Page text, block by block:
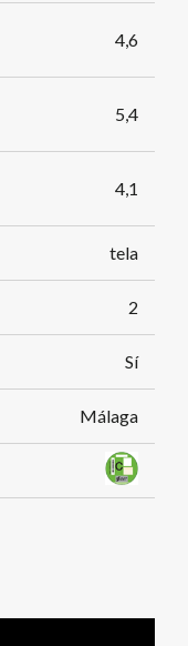
4,6
5,4
4,1
tela
2
Sí
Málaga